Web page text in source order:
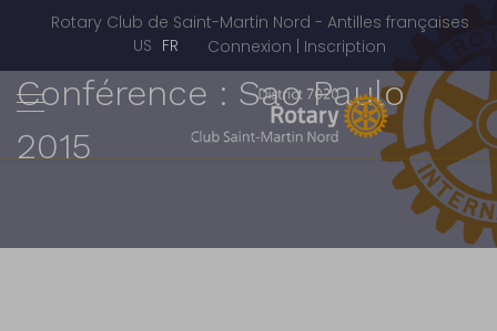
Rotary Club de Saint-Martin Nord - Antilles françaises
Sélectionnez votre langue
US FR Connexion | Inscription
Conférence : Sao Paulo
2015